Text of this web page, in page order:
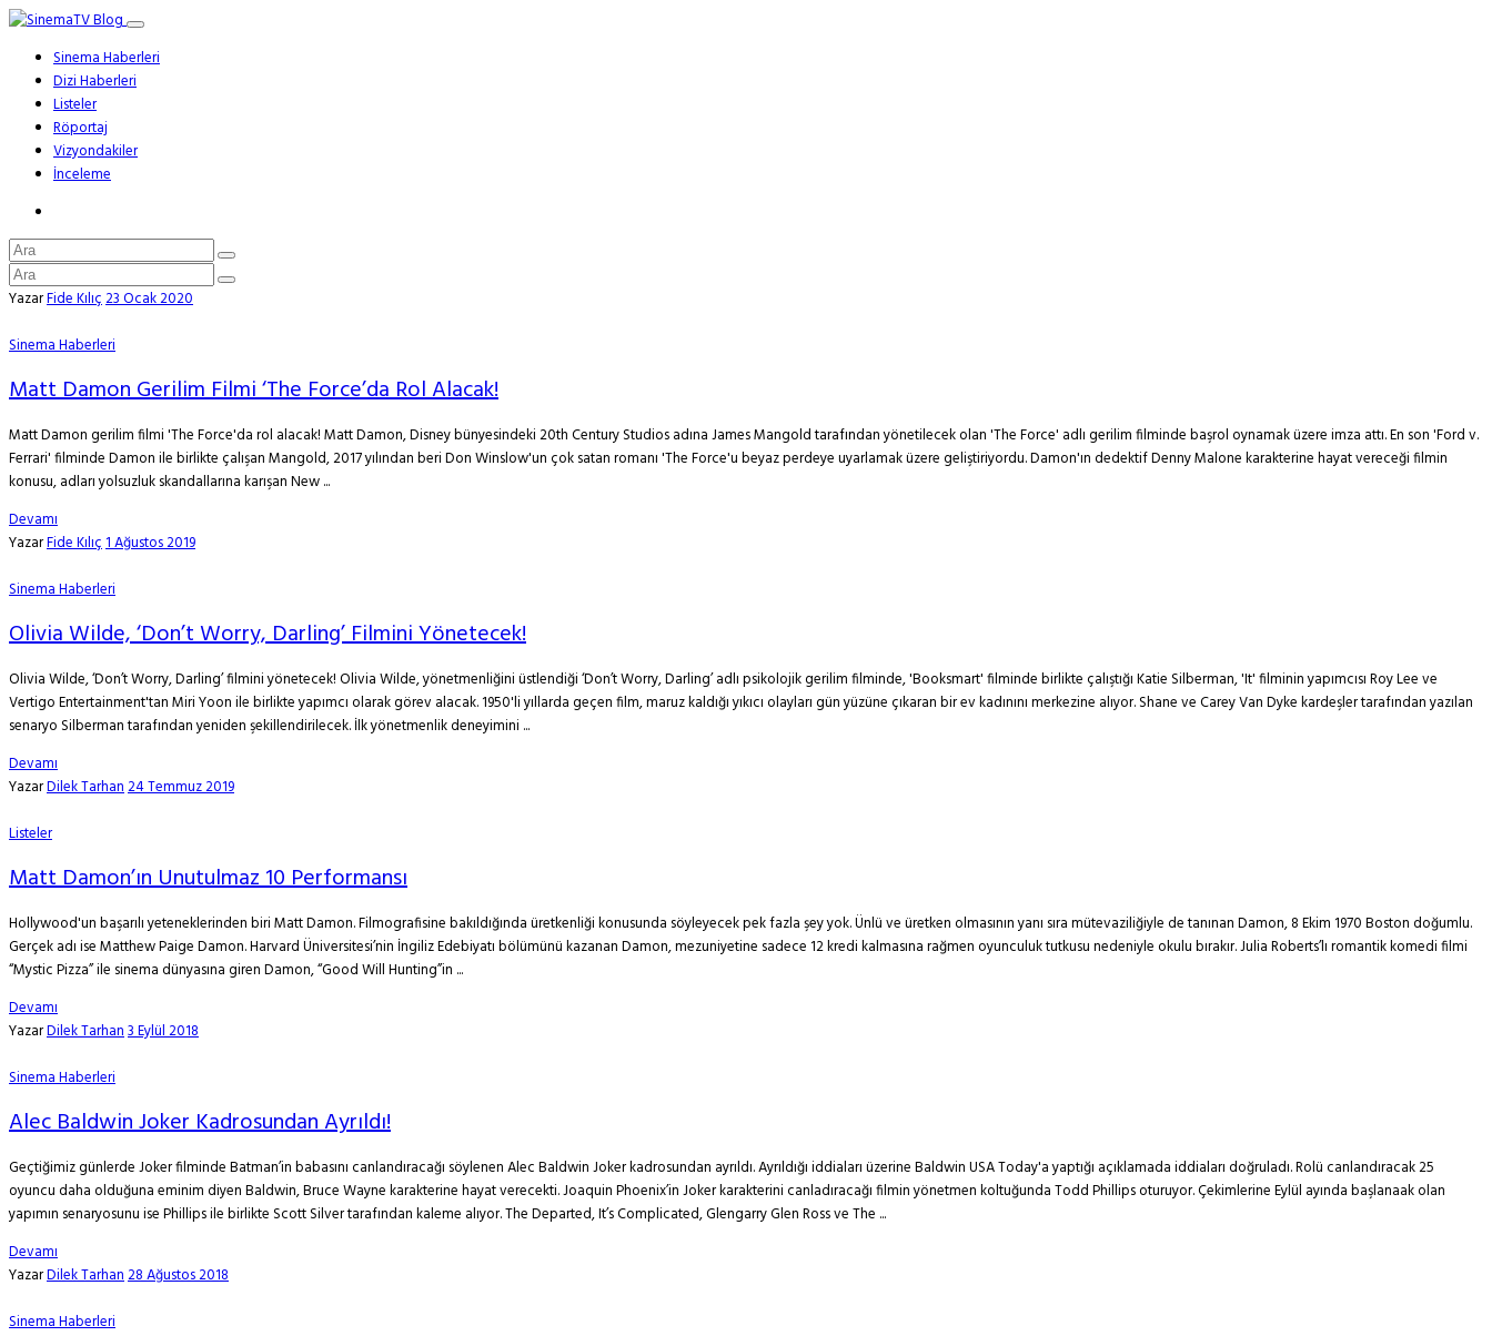
Sinema Haberleri
Dizi Haberleri
Listeler
Röportaj
Vizyondakiler
İnceleme
YazarFide Kılıç23 Ocak 2020
Sinema Haberleri
Matt Damon Gerilim Filmi ‘The Force’da Rol Alacak!
Matt Damon gerilim filmi 'The Force'da rol alacak! Matt Damon, Disney bünyesindeki 20th Century Studios adına James Mangold tarafından yönetilecek olan 'The Force' adlı gerilim filminde başrol oynamak üzere imza attı. En son 'Ford v.
Ferrari' filminde Damon ile birlikte çalışan Mangold, 2017 yılından beri Don Winslow'un çok satan romanı 'The Force'u beyaz perdeye uyarlamak üzere geliştiriyordu. Damon'ın dedektif Denny Malone karakterine hayat vereceği filmin
konusu, adları yolsuzluk skandallarına karışan New ...
Devamı
YazarFide Kılıç1 Ağustos 2019
Sinema Haberleri
Olivia Wilde, ‘Don’t Worry, Darling’ Filmini Yönetecek!
Olivia Wilde, ‘Don’t Worry, Darling’ filmini yönetecek! Olivia Wilde, yönetmenliğini üstlendiği ‘Don’t Worry, Darling’ adlı psikolojik gerilim filminde, 'Booksmart' filminde birlikte çalıştığı Katie Silberman, 'It' filminin yapımcısı Roy Lee ve
Vertigo Entertainment'tan Miri Yoon ile birlikte yapımcı olarak görev alacak. 1950'li yıllarda geçen film, maruz kaldığı yıkıcı olayları gün yüzüne çıkaran bir ev kadınını merkezine alıyor. Shane ve Carey Van Dyke kardeşler tarafından yazılan
senaryo Silberman tarafından yeniden şekillendirilecek. İlk yönetmenlik deneyimini ...
Devamı
YazarDilek Tarhan24 Temmuz 2019
Listeler
Matt Damon’ın Unutulmaz 10 Performansı
Hollywood'un başarılı yeteneklerinden biri Matt Damon. Filmografisine bakıldığında üretkenliği konusunda söyleyecek pek fazla şey yok. Ünlü ve üretken olmasının yanı sıra mütevaziliğiyle de tanınan Damon, 8 Ekim 1970 Boston doğumlu.
Gerçek adı ise Matthew Paige Damon. Harvard Üniversitesi’nin İngiliz Edebiyatı bölümünü kazanan Damon, mezuniyetine sadece 12 kredi kalmasına rağmen oyunculuk tutkusu nedeniyle okulu bırakır. Julia Roberts’lı romantik komedi filmi
“Mystic Pizza” ile sinema dünyasına giren Damon, “Good Will Hunting”in ...
Devamı
YazarDilek Tarhan3 Eylül 2018
Sinema Haberleri
Alec Baldwin Joker Kadrosundan Ayrıldı!
Geçtiğimiz günlerde Joker filminde Batman’in babasını canlandıracağı söylenen Alec Baldwin Joker kadrosundan ayrıldı. Ayrıldığı iddiaları üzerine Baldwin USA Today'a yaptığı açıklamada iddiaları doğruladı. Rolü canlandıracak 25
oyuncu daha olduğuna eminim diyen Baldwin, Bruce Wayne karakterine hayat verecekti. Joaquin Phoenix’in Joker karakterini canladıracağı filmin yönetmen koltuğunda Todd Phillips oturuyor. Çekimlerine Eylül ayında başlanaak olan
yapımın senaryosunu ise Phillips ile birlikte Scott Silver tarafından kaleme alıyor. The Departed, It’s Complicated, Glengarry Glen Ross ve The ...
Devamı
YazarDilek Tarhan28 Ağustos 2018
Sinema Haberleri